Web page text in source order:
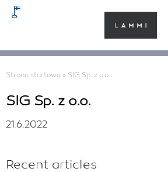
Strona startowa » SIG Sp. z o.o.
SIG Sp. z o.o.
21.6.2022
Recent articles